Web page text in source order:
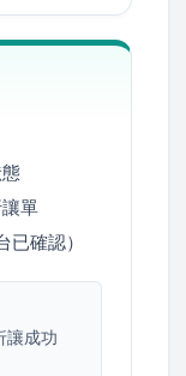
單
已確認）
讓成功